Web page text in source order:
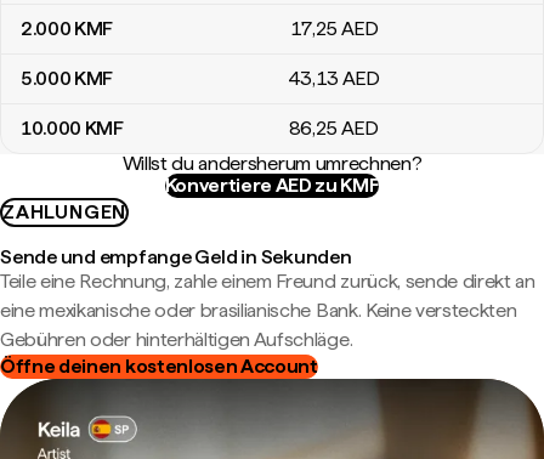
2.000 KMF 17,25 AED
5.000 KMF 43,13 AED
10.000 KMF 86,25 AED
Willst du andersherum umrechnen?
Konvertiere AED zu KMF
ZAHLUNGEN
Sende und empfange Geld in Sekunden
Teile eine Rechnung, zahle einem Freund zurück, sende direkt an
eine mexikanische oder brasilianische Bank. Keine versteckten
Gebühren oder hinterhältigen Aufschläge.
Öffne deinen kostenlosen Account